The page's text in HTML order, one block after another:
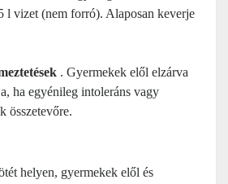
l vizet (nem forró). Alaposan keverje
. Gyermekek elől elzárva
ha egyénileg intoleráns vagy
összetevőre.
helyen, gyermekek elől és